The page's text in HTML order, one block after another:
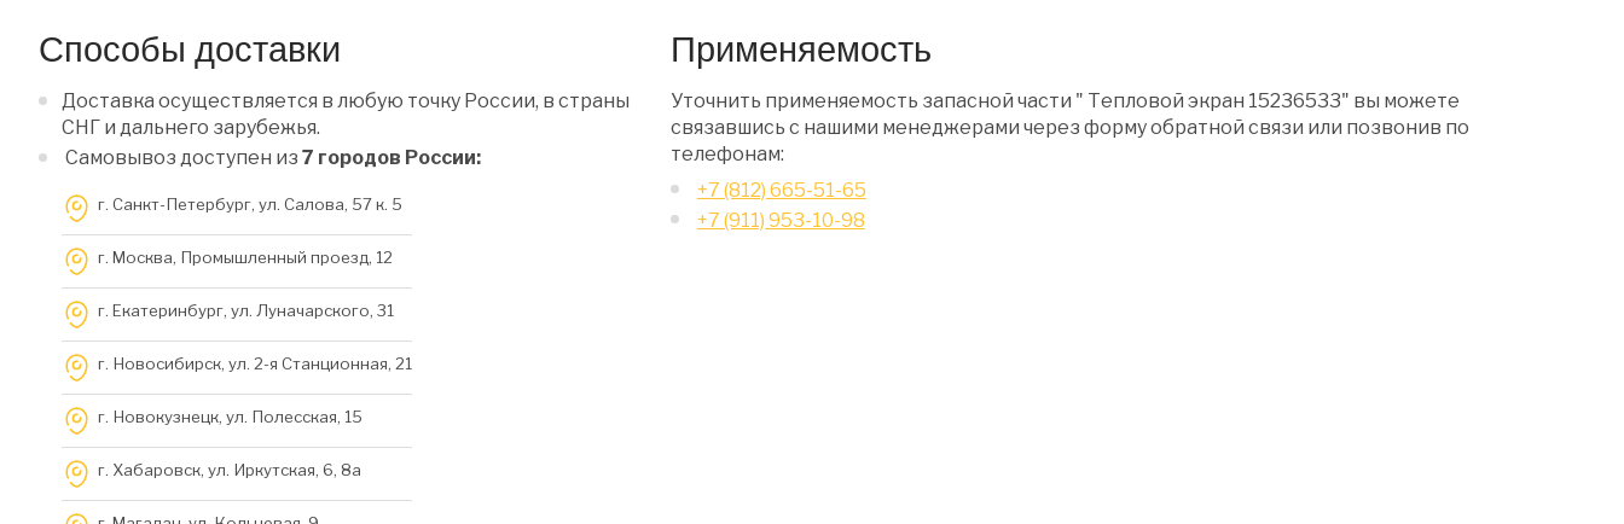
Способы доставки
Доставка осуществляется в любую точку России, в страны
СНГ и дальнего зарубежья.
Самовывоз доступен из 7 городов России:
г. Санкт-Петербург, ул. Салова, 57 к. 5
г. Москва, Промышленный проезд, 12
г. Екатеринбург, ул. Луначарского, 31
г. Новосибирск, ул. 2-я Станционная, 21
г. Новокузнецк, ул. Полесская, 15
г. Хабаровск, ул. Иркутская, 6, 8a
Применяемость
Уточнить применяемость запасной части " Тепловой экран 15236533" вы можете
связавшись с нашими менеджерами через форму обратной связи или позвонив по
телефонам:
+7 (812) 665-51-65
+7 (911) 953-10-98